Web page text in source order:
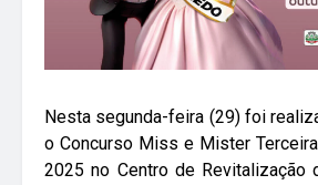
Nesta segunda-feira (29) foi
o Concurso Miss e Mister
2025 no Centro de Revitalização